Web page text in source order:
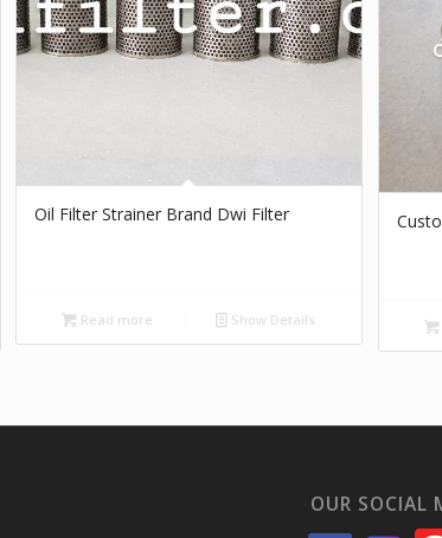
Oil Filter Strainer Brand Dwi Filter
Read more Show Details
OUR SOCIAL